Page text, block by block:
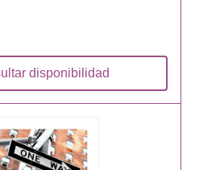
disponibilidad